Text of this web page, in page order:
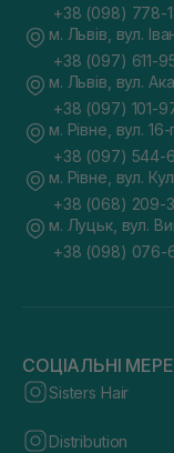
+38 (098) 778-
м. Львів, вул.
+38 (097) 611-
м. Львів, вул.
+38 (097) 101-
м. Рівне, вул.
+38 (097) 544-
м. Рівне, вул.
+38 (068) 209-
м. Луцьк, вул.
+38 (098) 076-
СОЦІАЛЬНІ
Sisters Hair
Distribution